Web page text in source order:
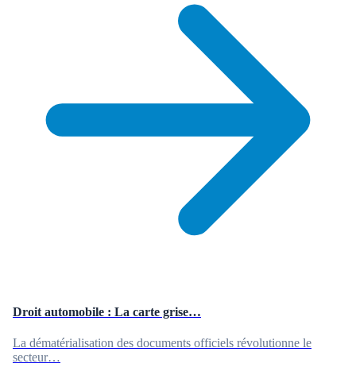
Droit automobile : La carte grise…
La dématérialisation des documents officiels révolutionne le
secteur…